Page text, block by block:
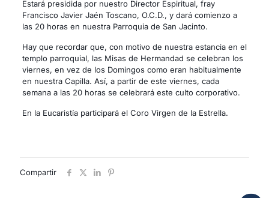
Estará presidida por nuestro Director Espiritual, fray
Francisco Javier Jaén Toscano, O.C.D., y dará comienzo a
las 20 horas en nuestra Parroquia de San Jacinto.
Hay que recordar que, con motivo de nuestra estancia en el
templo parroquial, las Misas de Hermandad se celebran los
viernes, en vez de los Domingos como eran habitualmente
en nuestra Capilla. Así, a partir de este viernes, cada
semana a las 20 horas se celebrará este culto corporativo.
En la Eucaristía participará el Coro Virgen de la Estrella.
Compartir